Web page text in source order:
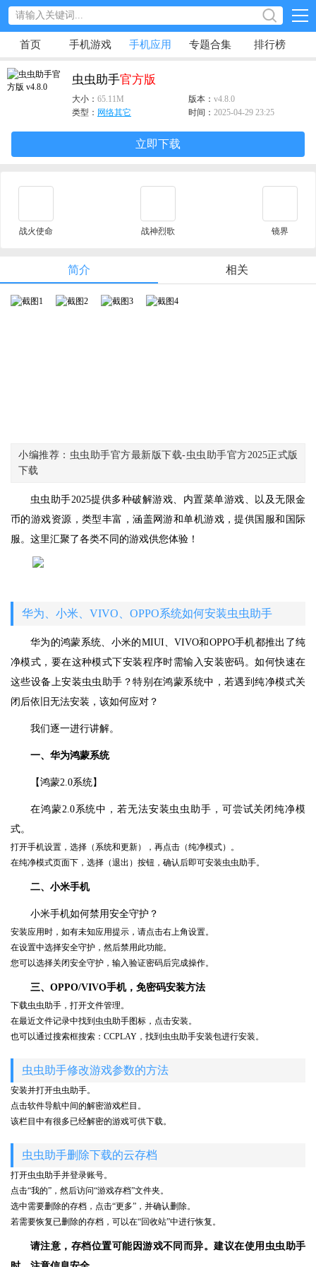
首页 手机游戏 手机应用 专题合集 排行榜
虫虫助手官方版
大小： 65.11M 版本： v4.8.0
类型： 网络其它 时间： 2025-04-29 23:25
立即下载
战火使命 战神烈歌 镜界
简介 相关
小编推荐：虫虫助手官方最新版下载-虫虫助手官方2025正式版
下载
虫虫助手2025提供多种破解游戏、内置菜单游戏、以及无限金
币的游戏资源，类型丰富，涵盖网游和单机游戏，提供国服和国际
服。这里汇聚了各类不同的游戏供您体验！
华为、小米、VIVO、OPPO系统如何安装虫虫助手
华为的鸿蒙系统、小米的MIUI、VIVO和OPPO手机都推出了纯
净模式，要在这种模式下安装程序时需输入安装密码。如何快速在
这些设备上安装虫虫助手？特别在鸿蒙系统中，若遇到纯净模式关
闭后依旧无法安装，该如何应对？
我们逐一进行讲解。
一、华为鸿蒙系统
【鸿蒙2.0系统】
在鸿蒙2.0系统中，若无法安装虫虫助手，可尝试关闭纯净模
式。
打开手机设置，选择（系统和更新），再点击（纯净模式）。
在纯净模式页面下，选择（退出）按钮，确认后即可安装虫虫助手。
二、小米手机
小米手机如何禁用安全守护？
安装应用时，如有未知应用提示，请点击右上角设置。
在设置中选择安全守护，然后禁用此功能。
您可以选择关闭安全守护，输入验证密码后完成操作。
三、OPPO/VIVO手机，免密码安装方法
下载虫虫助手，打开文件管理。
在最近文件记录中找到虫虫助手图标，点击安装。
也可以通过搜索框搜索：CCPLAY，找到虫虫助手安装包进行安装。
虫虫助手修改游戏参数的方法
安装并打开虫虫助手。
点击软件导航中间的解密游戏栏目。
该栏目中有很多已经解密的游戏可供下载。
虫虫助手删除下载的云存档
打开虫虫助手并登录账号。
点击“我的”，然后访问“游戏存档”文件夹。
选中需要删除的存档，点击“更多”，并确认删除。
若需要恢复已删除的存档，可以在“回收站”中进行恢复。
请注意，存档位置可能因游戏不同而异。建议在使用虫虫助手